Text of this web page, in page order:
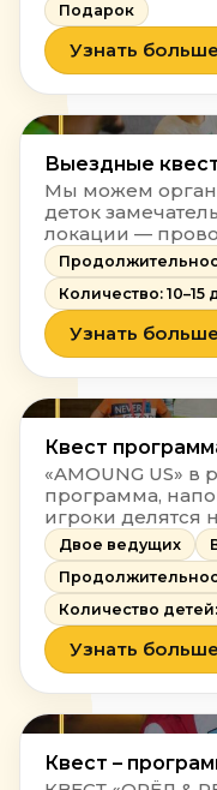
Подарок
Узнать больше
Выездные
Мы можем
деток
локации —
Для
рождения вам
наполнением!
Количество: 10–15
Узнать больше
Квест
«AMOUNG US» в
программа,
игроки делятся
предателя.
предатель
экипажа. Как
неладное —
корабль
где команде
предателя!
Двое ведущих
Количество детей:
Узнать больше
Квест –